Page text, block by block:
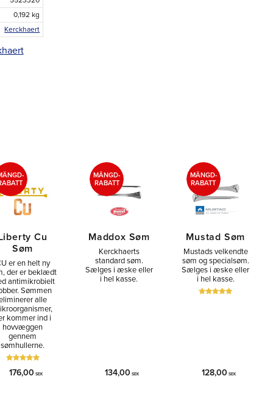
0,192 kg
Kerckhaert
Cu
Søm
er en helt ny
der er beklædt
antimikrobielt
Sømmen
alle
kommer ind i
hovvæggen
gennem
sømhullerne.
176,00 SEK
Maddox Søm
Kerckhaerts
standard søm.
Sælges i æske eller
i hel kasse.
134,00 SEK
MÄNGD-
RABATT
Mustad Søm
Mustads velkendte
søm og specialsøm.
Sælges i æske eller
i hel kasse.
128,00 SEK
MÄNGD-
RABATT